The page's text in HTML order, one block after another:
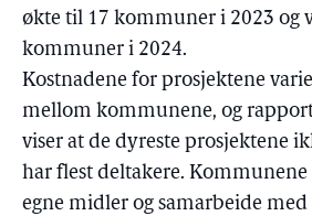
økte til 17 kommuner i 2023 og
kommuner i 2024.
Kostnadene for prosjektene
mellom kommunene, og
viser at de dyreste prosjektene
har flest deltakere.
egne midler og samarbeide